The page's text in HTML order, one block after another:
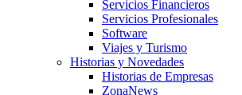
Servicios Financieros
Servicios Profesionales
Software
Viajes y Turismo
Historias y Novedades
Historias de Empresas
ZonaNews